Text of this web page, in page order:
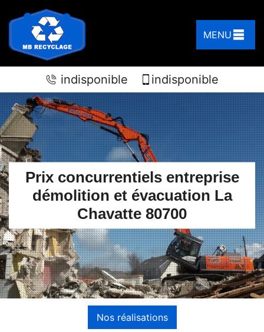
MENU
indisponible indisponible
Prix concurrentiels entreprise
démolition et évacuation La
Chavatte 80700
Nos réalisations